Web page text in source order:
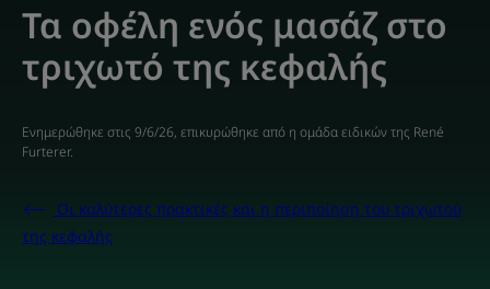
Τα οφέλη ενός μασάζ στο
τριχωτό της κεφαλής
Ενημερώθηκε στις 9/6/26, επικυρώθηκε από η ομάδα ειδικών της René
Furterer.
Οι καλύτερες πρακτικές και η περιποίηση του τριχωτού
της κεφαλής